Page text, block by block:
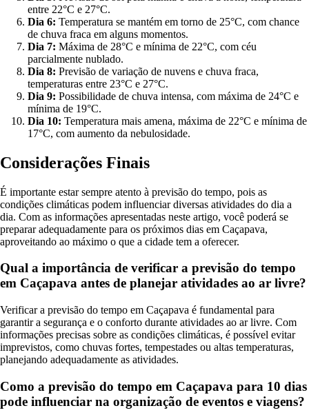
entre 22°C e 27°C.
Dia 6: Temperatura se mantém em torno de 25°C, com chance
de chuva fraca em alguns momentos.
Dia 7: Máxima de 28°C e mínima de 22°C, com céu
parcialmente nublado.
Dia 8: Previsão de variação de nuvens e chuva fraca,
temperaturas entre 23°C e 27°C.
Dia 9: Possibilidade de chuva intensa, com máxima de 24°C e
mínima de 19°C.
Dia 10: Temperatura mais amena, máxima de 22°C e mínima de
17°C, com aumento da nebulosidade.
Considerações Finais
É importante estar sempre atento à previsão do tempo, pois as
condições climáticas podem influenciar diversas atividades do dia a
dia. Com as informações apresentadas neste artigo, você poderá se
preparar adequadamente para os próximos dias em Caçapava,
aproveitando ao máximo o que a cidade tem a oferecer.
Qual a importância de verificar a previsão do tempo
em Caçapava antes de planejar atividades ao ar livre?
Verificar a previsão do tempo em Caçapava é fundamental para
garantir a segurança e o conforto durante atividades ao ar livre. Com
informações precisas sobre as condições climáticas, é possível evitar
imprevistos, como chuvas fortes, tempestades ou altas temperaturas,
planejando adequadamente as atividades.
Como a previsão do tempo em Caçapava para 10 dias
pode influenciar na organização de eventos e viagens?